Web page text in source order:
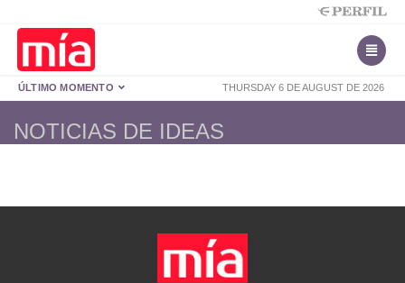
THURSDAY 6 DE AUGUST DE 2026
ÚLTIMO MOMENTO
NOTICIAS DE IDEAS